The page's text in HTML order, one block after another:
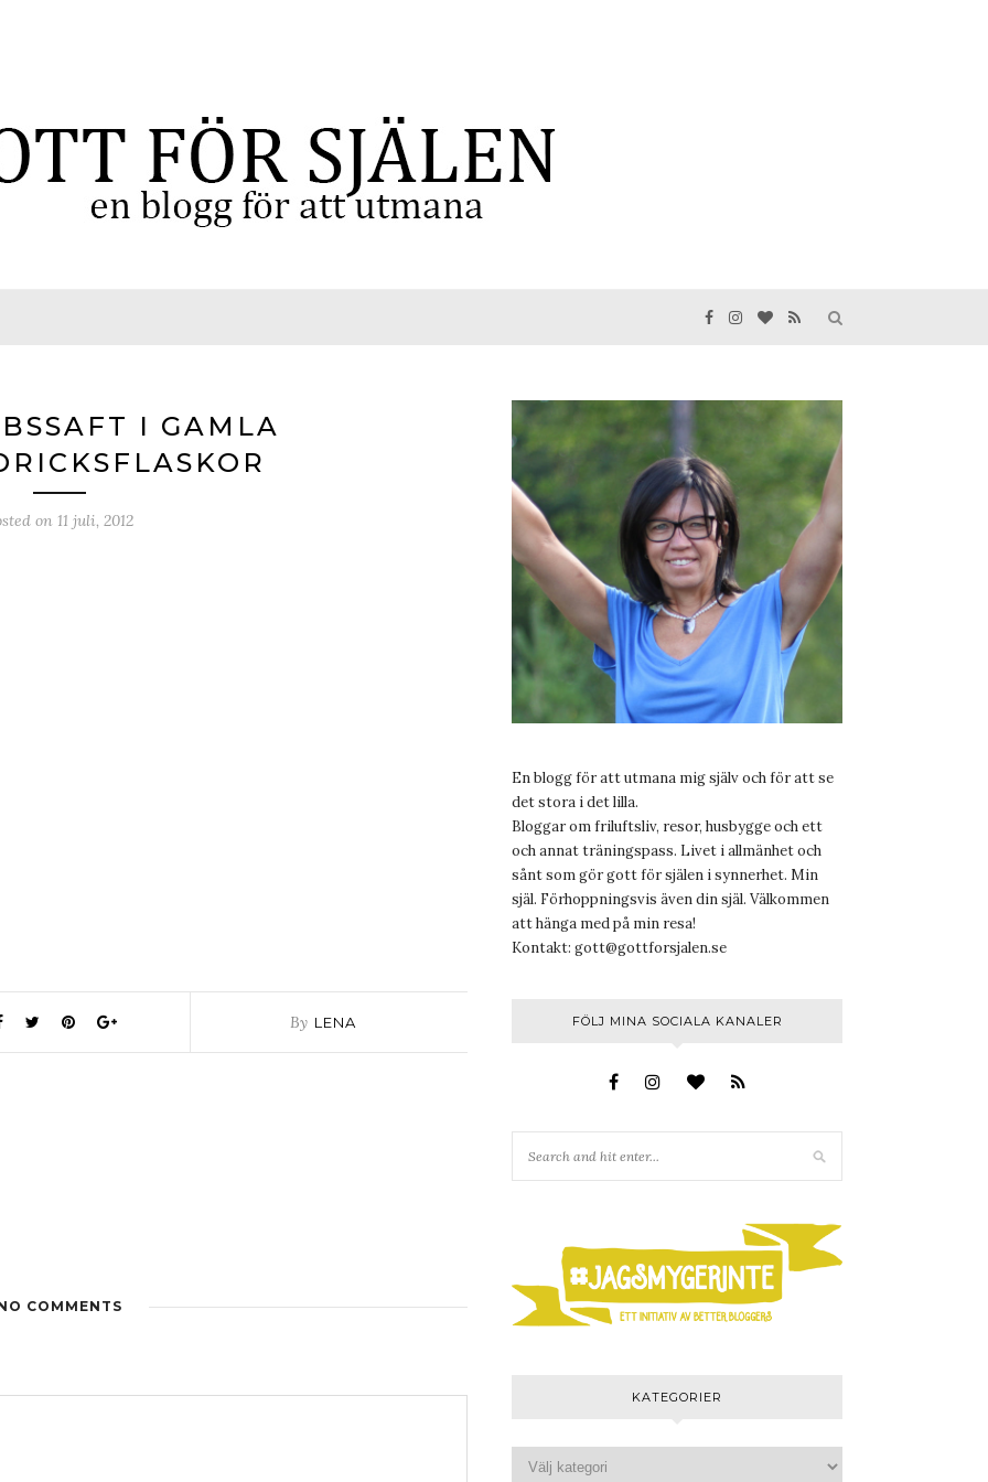
I GAMLA
on 11 juli, 2012
By LENA
COMMENTS
En blogg för att utmana mig själv och för att se
det stora i det lilla.
Bloggar om friluftsliv, resor, husbygge och ett
och annat träningspass. Livet i allmänhet och
sånt som gör gott för själen i synnerhet. Min
själ. Förhoppningsvis även din själ. Välkommen
att hänga med på min resa!
Kontakt: gott@gottforsjalen.se
FÖLJ MINA SOCIALA KANALER
KATEGORIER